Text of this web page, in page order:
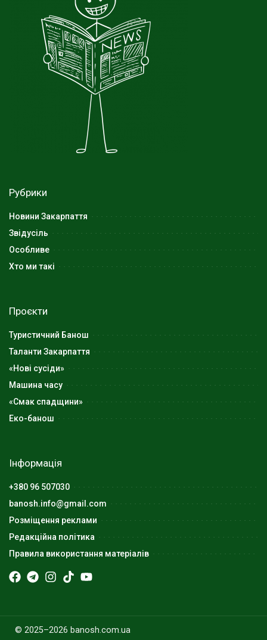
Рубрики
Новини Закарпаття
Звідусіль
Особливе
Хто ми такі
Проєкти
Туристичний Банош
Таланти Закарпаття
«Нові сусіди»
Машина часу
«Смак спадщини»
Еко-банош
Інформація
+380 96 507030
banosh.info@gmail.com
Розміщення реклами
Редакційна політика
Правила використання матеріалів
© 2025–2026 banosh.com.ua